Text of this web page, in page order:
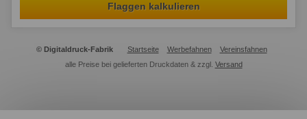
Flaggen kalkulieren
© Digitaldruck-Fabrik Startseite Werbefahnen
Vereinsfahnen
alle Preise bei gelieferten Druckdaten & zzgl. Versand